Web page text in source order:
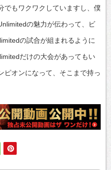
でもワクワクしていますし、僕
の魅力が伝わって、ビ
の試合が組まれるように
だけの大会があってもい
ピオンになって、そこまで持っ